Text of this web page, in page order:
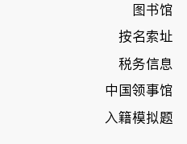
图书馆
按名索址
税务信息
中国领事馆
入籍模拟题